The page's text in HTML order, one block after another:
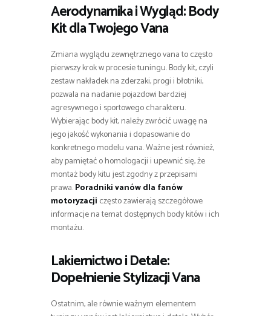
Aerodynamika i Wygląd: Body
Kit dla Twojego Vana
Zmiana wyglądu zewnętrznego vana to często
pierwszy krok w procesie tuningu. Body kit, czyli
zestaw nakładek na zderzaki, progi i błotniki,
pozwala na nadanie pojazdowi bardziej
agresywnego i sportowego charakteru.
Wybierając body kit, należy zwrócić uwagę na
jego jakość wykonania i dopasowanie do
konkretnego modelu vana. Ważne jest również,
aby pamiętać o homologacji i upewnić się, że
montaż body kitu jest zgodny z przepisami
prawa.Poradniki vanów dla fanów
motoryzacji często zawierają szczegółowe
informacje na temat dostępnych body kitów i ich
montażu.
Lakiernictwo i Detale:
Dopełnienie Stylizacji Vana
Ostatnim, ale równie ważnym elementem